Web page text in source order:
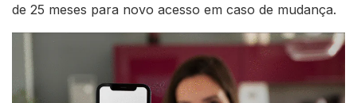
de 25 meses para novo acesso em caso de mudança.